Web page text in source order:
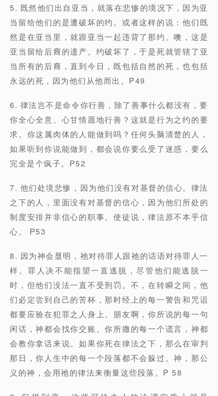
5. 既然他们出自亚当，就落在悲惨的境况下，因为亚
当留给他们的是遭破坏的约。或者这样的说：他们既
然是在亚当里，就跟亚当一起违背了那约。噢，这是
亚当留给后裔的遗产。约破坏了，于是死就管辖了亚
当所有的后裔，直到今日，既包括自然的死，也包括
永远的死，因为他们从他而出。P49
6. 律法岂不是命令你行善，除了善事什么都没有，要
你全心全意、心甘情愿地行善？这就是行为之约的要
求。你这属肉体的人能做到吗？任何头脑清楚的人，
如果听到你说能做到，都会说你要么受了迷惑，要么
完全是个疯子。P52
7. 他们处境悲惨，因为他们没有对基督的信心。律法
之下的人，里面没有对基督的信心，因为他们所处的
制度安排并非信心的职事。使徒说，律法原不本乎信
心。 P53
8. 因为神会显明，祂对待罪人跟祂的话语对待罪人一
样。罪人决不能指望一直逃脱，尽管他们能逃脱一
时，但他们没法一直不受刑罚。不，在转瞬之间，他
们必定尝到自己的苦杯，那时经上的每一警告和咒诅
都要应验在犯罪之人身上。朋友啊，你所说的每一句
闲话，神都会找你交账。你所撒的每一个谎言，神都
会教你拿话来说。如果你死在律法之下，那么在审判
那日，你人生中的每一个段落都不会躲过。神，那公
义的神，会用祂的律法来衡量这些段落。P 58